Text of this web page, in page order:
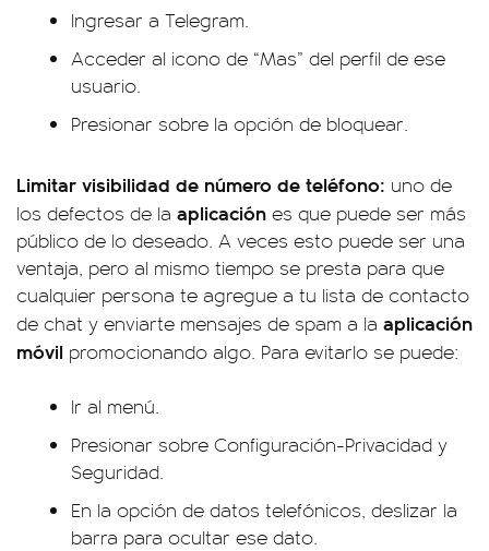
Ingresar a Telegram.
Acceder al icono de “Mas” del perfil de ese
usuario.
Presionar sobre la opción de bloquear.
Limitar visibilidad de número de teléfono: uno de
los defectos de la aplicación es que puede ser más
público de lo deseado. A veces esto puede ser una
ventaja, pero al mismo tiempo se presta para que
cualquier persona te agregue a tu lista de contacto
de chat y enviarte mensajes de spam a la aplicación
móvil promocionando algo. Para evitarlo se puede:
Ir al menú.
Presionar sobre Configuración-Privacidad y
Seguridad.
En la opción de datos telefónicos, deslizar la
barra para ocultar ese dato.